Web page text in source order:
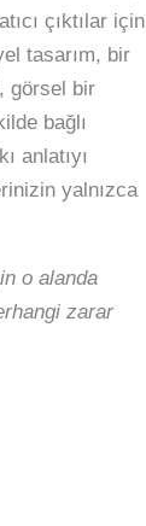
çıktılar için
tasarım, bir
görsel bir
bağlı
anlatıyı
yalnızca
o alanda
zarar